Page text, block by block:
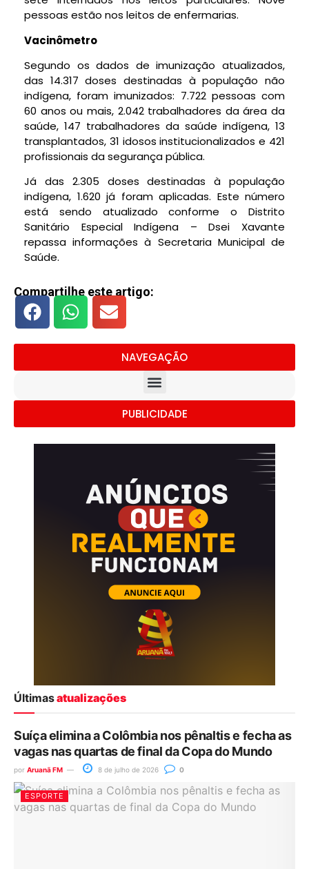
pessoas estão nos leitos de enfermarias.
Vacinômetro
Segundo os dados de imunização atualizados,
das 14.317 doses destinadas à população não
indígena, foram imunizados: 7.722 pessoas com
60 anos ou mais, 2.042 trabalhadores da área da
saúde, 147 trabalhadores da saúde indígena, 13
transplantados, 31 idosos institucionalizados e 421
profissionais da segurança pública.
Já das 2.305 doses destinadas à população
indígena, 1.620 já foram aplicadas. Este número
está sendo atualizado conforme o Distrito
Sanitário Especial Indígena – Dsei Xavante
repassa informações à Secretaria Municipal de
Saúde.
Compartilhe este artigo:
NAVEGAÇÃO
PUBLICIDADE
Últimasatualizações
Suíça elimina a Colômbia nos pênaltis e fecha as
vagas nas quartas de final da Copa do Mundo
por Aruanã FM 8 de julho de 2026 0
ESPORTE